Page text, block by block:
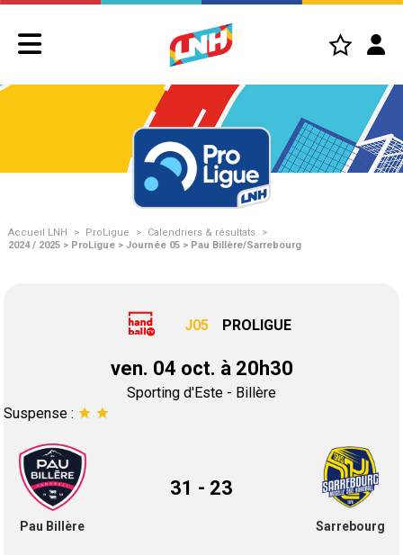
Accueil LNH > ProLigue > Calendriers & résultats
>
2024 / 2025 > ProLigue > Journée 05 > Pau Billère/Sarrebourg
J05 PROLIGUE
ven. 04 oct. à 20h30
Sporting d'Este - Billère
Suspense : star star
Pau Billère
31 - 23
Sarrebourg